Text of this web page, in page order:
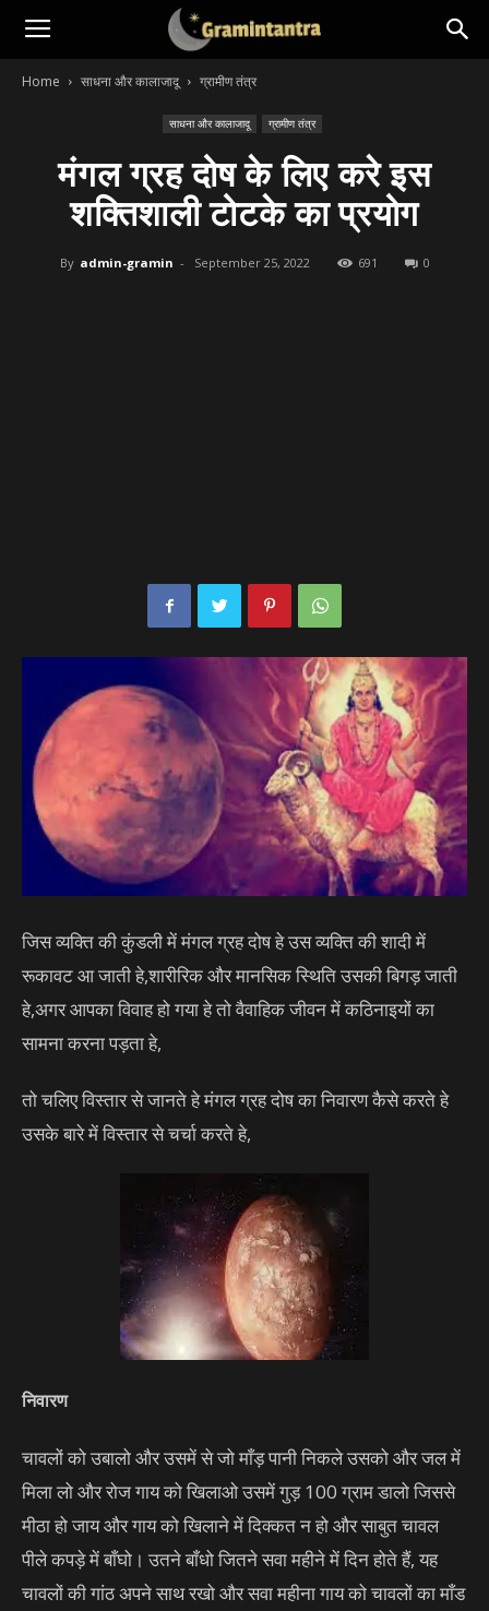
Home साधना और कालाजादू ग्रामीण तंत्र
साधना और कालाजादू ग्रामीण तंत्र
मंगल ग्रह दोष के लिए करे इस
शक्तिशाली टोटके का प्रयोग
By admin-gramin - September 25, 2022 691 0
जिस व्यक्ति की कुंडली में मंगल ग्रह दोष हे उस व्यक्ति की शादी में
रूकावट आ जाती हे,शारीरिक और मानसिक स्थिति उसकी बिगड़ जाती
हे,अगर आपका विवाह हो गया हे तो वैवाहिक जीवन में कठिनाइयों का
सामना करना पड़ता हे,
तो चलिए विस्तार से जानते हे मंगल ग्रह दोष का निवारण कैसे करते हे
उसके बारे में विस्तार से चर्चा करते हे,
निवारण
चावलों को उबालो और उसमें से जो माँड़ पानी निकले उसको और जल में
मिला लो और रोज गाय को खिलाओ उसमें गुड़ 100 ग्राम डालो जिससे
मीठा हो जाय और गाय को खिलाने में दिक्कत न हो और साबुत चावल
पीले कपड़े में बाँघो। उतने बाँधो जितने सवा महीने में दिन होते हैं, यह
चावलों की गांठ अपने साथ रखो और सवा महीना गाय को चावलों का माँड